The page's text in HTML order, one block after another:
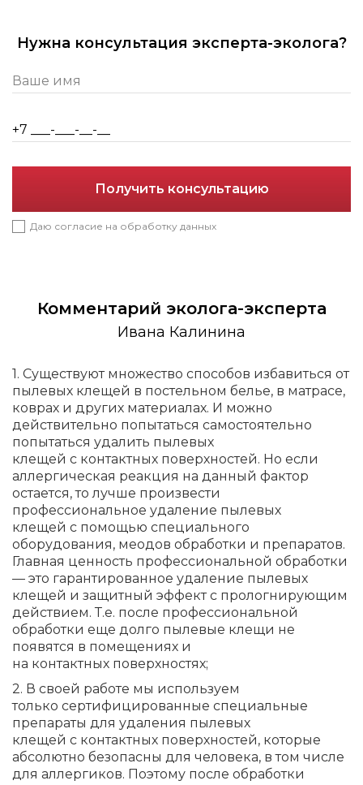
Нужна консультация эксперта-эколога?
Получить консультацию
Даю согласие на обработку данных
Комментарий эколога-эксперта
Ивана Калинина
1. Существуют множество способов избавиться от
пылевых клещей в постельном белье, в матрасе,
коврах и других материалах. И можно
действительно попытаться самостоятельно
попытаться удалить пылевых
клещей с контактных поверхностей. Но если
аллергическая реакция на данный фактор
остается, то лучше произвести
профессиональное удаление пылевых
клещей с помощью специального
оборудования, меодов обработки и препаратов.
Главная ценность профессиональной обработки
— это гарантированное удаление пылевых
клещей и защитный эффект с прологнирующим
действием. Т.е. после профессиональной
обработки еще долго пылевые клещи не
появятся в помещениях и
на контактных поверхностях;
2. В своей работе мы используем
только сертифицированные специальные
препараты для удаления пылевых
клещей с контактных поверхностей, которые
абсолютно безопасны для человека, в том числе
для аллергиков. Поэтому после обработки